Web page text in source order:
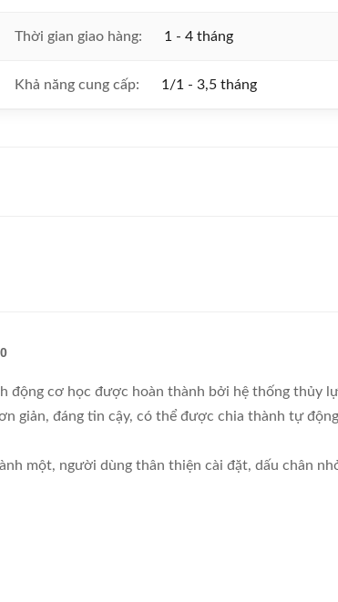
Thời gian giao hàng: 1 - 4 tháng
Khả năng cung cấp: 1/1 - 3,5 tháng
động cơ học được hoàn thành bởi hệ thống thủy
giản, đáng tin cậy, có thể được chia thành tự
một, người dùng thân thiện cài đặt, dấu chân